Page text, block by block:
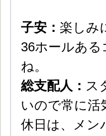
子安： 楽しみ
36ホールあ
ね。
総支配人： ス
いので常に活
休日は、メン